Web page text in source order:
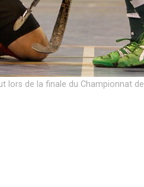
lors de la finale du Championnat de